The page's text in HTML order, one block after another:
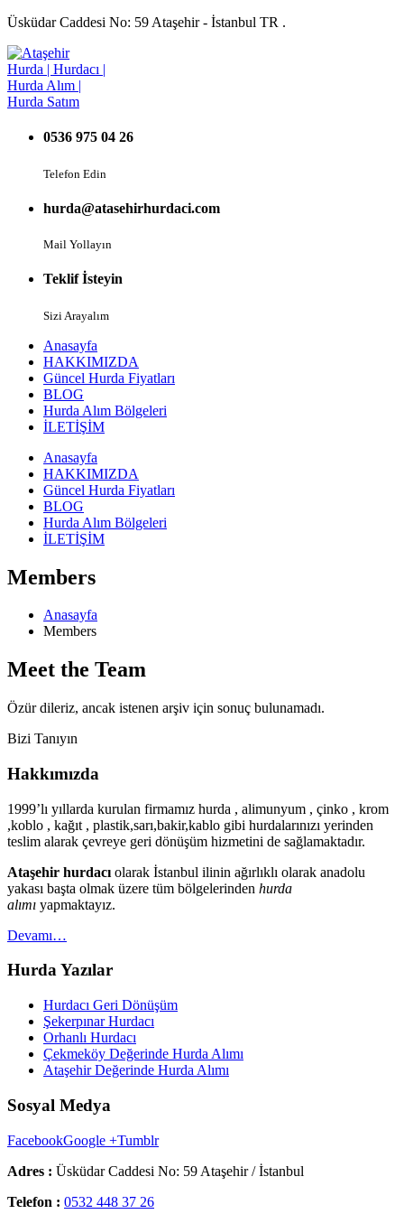
Üsküdar Caddesi No: 59 Ataşehir - İstanbul TR .
0536 975 04 26
Telefon Edin
hurda@atasehirhurdaci.com
Mail Yollayın
Teklif İsteyin
Sizi Arayalım
Anasayfa
HAKKIMIZDA
Güncel Hurda Fiyatları
BLOG
Hurda Alım Bölgeleri
İLETİŞİM
Anasayfa
HAKKIMIZDA
Güncel Hurda Fiyatları
BLOG
Hurda Alım Bölgeleri
İLETİŞİM
Members
Anasayfa
Members
Meet the Team
Özür dileriz, ancak istenen arşiv için sonuç bulunamadı.
Bizi Tanıyın
Hakkımızda
1999’lı yıllarda kurulan firmamız hurda , alimunyum , çinko , krom
,koblo , kağıt , plastik,sarı,bakir,kablo gibi hurdalarınızı yerinden
teslim alarak çevreye geri dönüşüm hizmetini de sağlamaktadır.
Ataşehir hurdacı olarak İstanbul ilinin ağırlıklı olarak anadolu
yakası başta olmak üzere tüm bölgelerinden hurda
alımı yapmaktayız.
Devamı…
Hurda Yazılar
Hurdacı Geri Dönüşüm
Şekerpınar Hurdacı
Orhanlı Hurdacı
Çekmeköy Değerinde Hurda Alımı
Ataşehir Değerinde Hurda Alımı
Sosyal Medya
FacebookGoogle +Tumblr
Adres : Üsküdar Caddesi No: 59 Ataşehir / İstanbul
Telefon : 0532 448 37 26